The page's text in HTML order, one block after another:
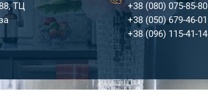
ТЦ
+38 (080) 075-85-80
+38 (050) 679-46-01
+38 (096) 115-41-14